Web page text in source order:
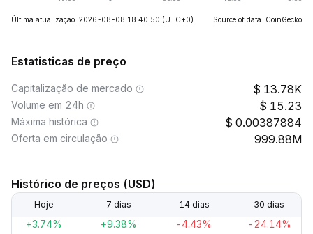
Última atualização: 2026-08-08 18:40:50 (UTC+0) Source of data: CoinGecko
Estatisticas de preço
Capitalização de mercado 13.78K
Volume em 24h 15.23
Máxima histórica 0.00387884
Oferta em circulação 999.88M
Histórico de preços (USD)
Hoje 7 dias 14 dias 30 dias
+3.74% +9.38% -4.43% -24.14%